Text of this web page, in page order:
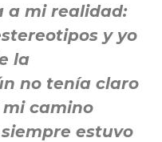
a mi realidad:
y yo
la
no tenía claro
mi camino
estuvo